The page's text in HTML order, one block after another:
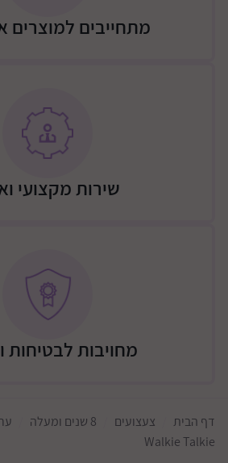
מתחייבים למוצרים
שירות מקצועי
מחויבות לבטיחות
דף הבית צעצועים 8 שנים ומעלה
Walkie Talkie